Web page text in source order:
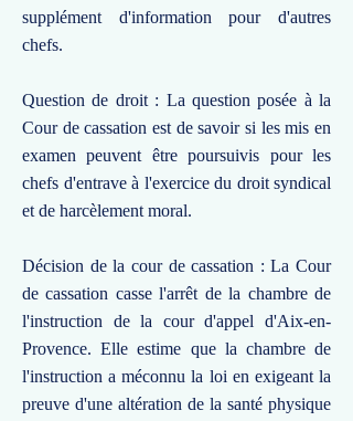
supplément d'information pour d'autres
chefs.
Question de droit : La question posée à la
Cour de cassation est de savoir si les mis en
examen peuvent être poursuivis pour les
chefs d'entrave à l'exercice du droit syndical
et de harcèlement moral.
Décision de la cour de cassation : La Cour
de cassation casse l'arrêt de la chambre de
l'instruction de la cour d'appel d'Aix-en-
Provence. Elle estime que la chambre de
l'instruction a méconnu la loi en exigeant la
preuve d'une altération de la santé physique